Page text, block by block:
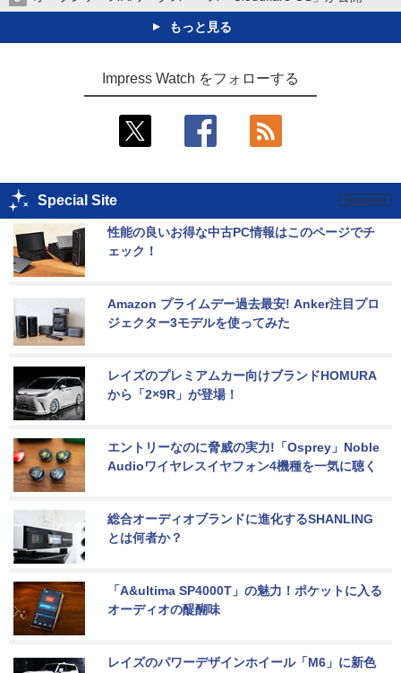
もっと見る
Impress Watch をフォローする
Special Site
性能の良いお得な中古PC情報はこのページでチ
ェック！
Amazon プライムデー過去最安! Anker注目プロ
ジェクター3モデルを使ってみた
レイズのプレミアムカー向けブランドHOMURA
から「2×9R」が登場！
エントリーなのに脅威の実力!「Osprey」Noble
Audioワイヤレスイヤフォン4機種を一気に聴く
総合オーディオブランドに進化するSHANLING
とは何者か？
「A&ultima SP4000T」の魅力！ポケットに入る
オーディオの醍醐味
レイズのパワーデザインホイール「M6」に新色